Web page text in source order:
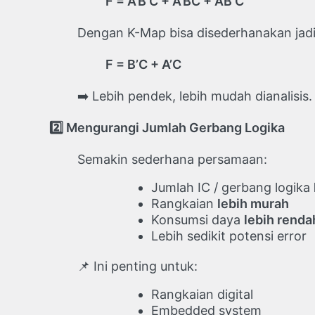
Dengan K-Map bisa disederhanakan
F = B’C + A’C
➡️ Lebih pendek, lebih mudah dianalisis.
2️ Mengurangi Jumlah Gerbang Logika
Semakin sederhana persamaan:
Jumlah IC / gerbang logika
Rangkaian lebih murah
Konsumsi daya lebih
Lebih sedikit potensi error
📌 Ini penting untuk:
Rangkaian digital
Embedded system